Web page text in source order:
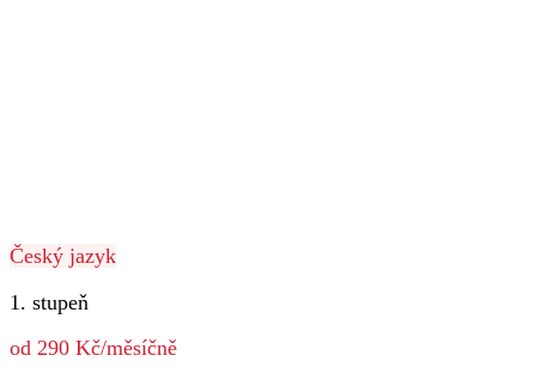
Český jazyk
1. stupeň
od 290 Kč/měsíčně